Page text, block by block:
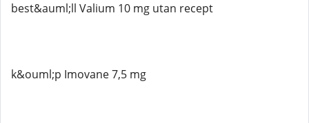
best&auml;ll Valium 10 mg utan recept
k&ouml;p Imovane 7,5 mg